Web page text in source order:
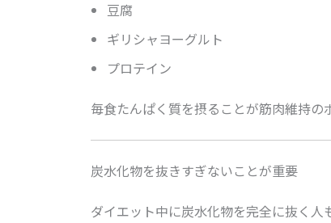
豆腐
ギリシャヨーグルト
プロテイン
毎食たんぱく質を摂ることが筋肉維持の
炭水化物を抜きすぎないことが重要
ダイエット中に炭水化物を完全に抜く人